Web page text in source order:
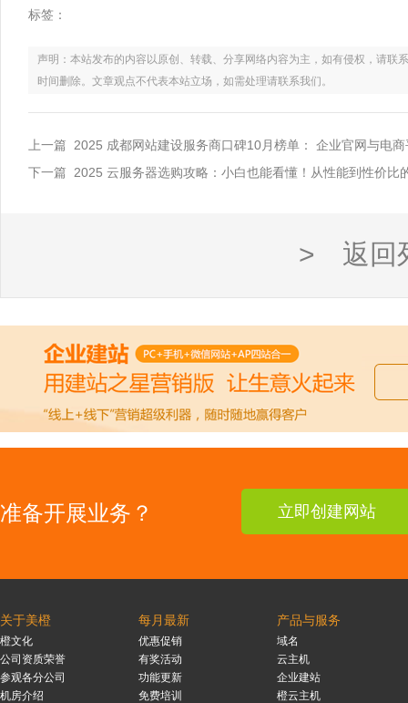
标签：
声明：本站发布的内容以原创、转载、分享网络内容为主，如有侵权，请
时间删除。文章观点不代表本站立场，如需处理请联系我们。
上一篇 2025 成都网站建设服务商口碑10月榜单： 企业官网与电
下一篇 2025 云服务器选购攻略：小白也能看懂！从性能到性价比
> 返回
准备开展业务？ 立即创建网站
关于美橙
橙文化
公司资质荣誉
参观各分公司
机房介绍
每月最新
优惠促销
有奖活动
功能更新
免费培训
产品与服务
域名
云主机
企业建站
橙云主机